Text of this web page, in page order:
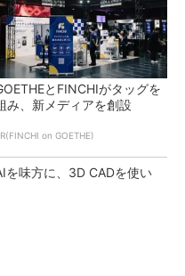
とFINCHIがタッグを
み、新メディアを創設
on GOETHE)
を味方に、3D CADを使い